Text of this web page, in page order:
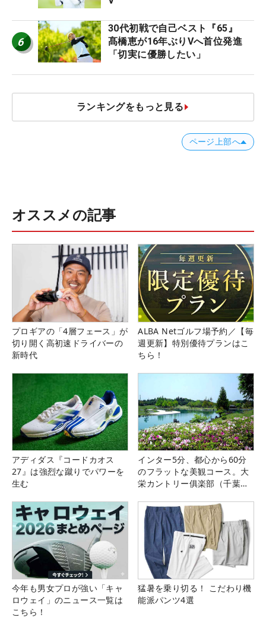
6
30代初戦で自己ベスト『65』
髙橋恵が16年ぶりVへ首位発進
「切実に優勝したい」
ランキングをもっと見る
ページ上部へ
オススメの記事
プロギアの「4層フェース」が
切り開く高初速ドライバーの
新時代
ALBA Netゴルフ場予約／【毎
週更新】特別優待プランはこ
ちら！
アディダス『コードカオス
27』は強烈な蹴りでパワーを
生む
インター5分、都心から60分
のフラットな美観コース。大
栄カントリー俱楽部（千葉
今年も男女プロが強い「キャ
ロウェイ」のニュース一覧は
こちら！
猛暑を乗り切る！ こだわり機
能派パンツ4選